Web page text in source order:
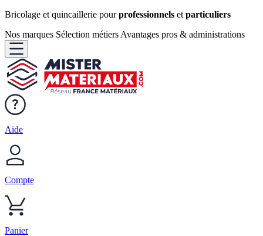
Bricolage et quincaillerie pourprofessionnels et particuliers
Nos marques Sélection métiers Avantages pros & administrations
Aide
Compte
Panier